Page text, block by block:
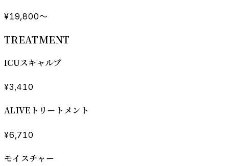
¥19,800〜
TREATMENT
ICUスキャルプ
¥3,410
ALIVEトリートメント
¥6,710
モイスチャー